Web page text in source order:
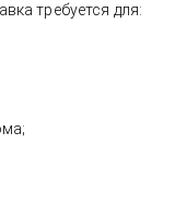
требуется для: